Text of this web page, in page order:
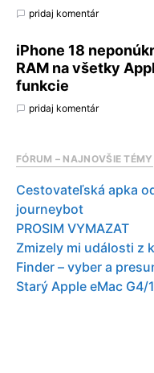
pridaj komentár
iPhone 18
RAM na všetky
funkcie
pridaj komentár
FÓRUM – NAJNOVŠIE TÉMY
Cestovateľská apka
journeybot
PROSIM VYMAZAT
Zmizely mi události z
Finder – vyber a
Starý Apple eMac G4/